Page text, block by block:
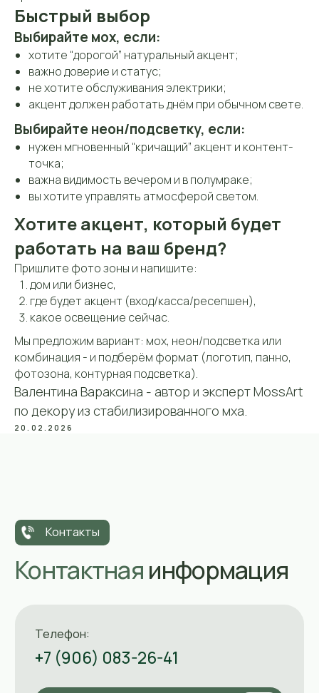
Быстрый выбор
Выбирайте мох, если:
хотите “дорогой” натуральный акцент;
важно доверие и статус;
не хотите обслуживания электрики;
акцент должен работать днём при обычном свете.
Выбирайте неон/подсветку, если:
нужен мгновенный “кричащий” акцент и контент-
точка;
важна видимость вечером и в полумраке;
вы хотите управлять атмосферой светом.
Хотите акцент, который будет
работать на ваш бренд?
Пришлите фото зоны и напишите:
дом или бизнес,
где будет акцент (вход/касса/ресепшен),
какое освещение сейчас.
Мы предложим вариант: мох, неон/подсветка или
комбинация - и подберём формат (логотип, панно,
фотозона, контурная подсветка).
Валентина Вараксина - автор и эксперт MossArt
по декору из стабилизированного мха.
20.02.2026
ИП Вараксина Валентина
Владимировна
ОГРНИП 319508100031803
ИНН 434585388811
Собрать свою картину
Политика конфиденциальности
Согласие на обработку данных
Политика cookie-файлов
Услуги
Каталог
О компании